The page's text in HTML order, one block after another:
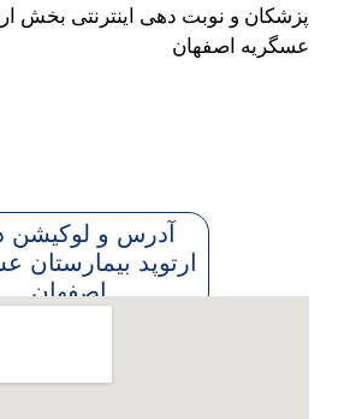
و نوبت دهی اینترنتی بخش ارتوپد
اصفهان
آدرس و لوکیشن دکتر
ارتوپد بیمارستان عسگریه
اصفهان